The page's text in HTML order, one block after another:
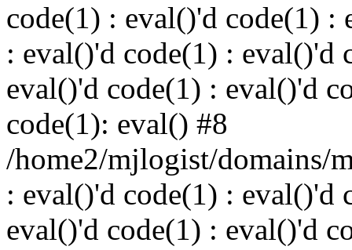
code(1) : eval()'d code(1) :
: eval()'d code(1) : eval()'d
eval()'d code(1) : eval()'d
code(1): eval() #8
/home2/mjlogist/domains/
: eval()'d code(1) : eval()'d
eval()'d code(1) : eval()'d